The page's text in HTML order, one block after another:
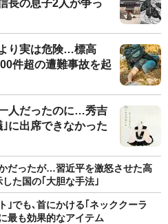
長の息子2人が争っ
り実は危険…標高
件超の遭難事故を起
人だったのに…秀吉
に出席できなかった
だったが…習近平を激怒させた高
た国の｢大胆な手法｣
｣でも､首にかける｢ネッククーラ
最も効果的なアイテム